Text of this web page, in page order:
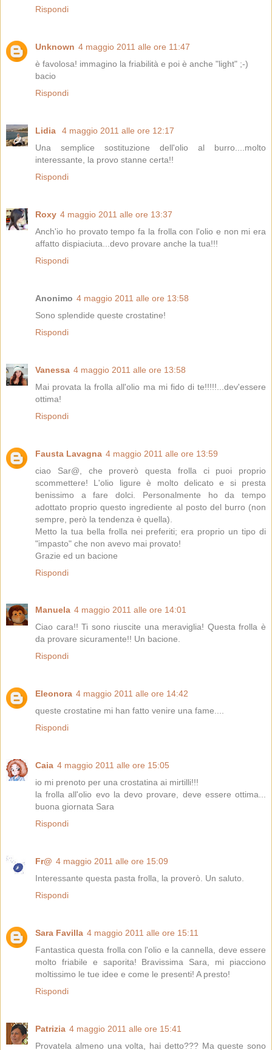
Rispondi
Unknown 4 maggio 2011 alle ore 11:47
è favolosa! immagino la friabilità e poi è anche "light" ;-)
bacio
Rispondi
Lidia
4 maggio 2011 alle ore 12:17
Una semplice sostituzione dell'olio al burro....molto
interessante, la provo stanne certa!!
Rispondi
Roxy 4 maggio 2011 alle ore 13:37
Anch'io ho provato tempo fa la frolla con l'olio e non mi era
affatto dispiaciuta...devo provare anche la tua!!!
Rispondi
Anonimo 4 maggio 2011 alle ore 13:58
Sono splendide queste crostatine!
Rispondi
Vanessa 4 maggio 2011 alle ore 13:58
Mai provata la frolla all'olio ma mi fido di te!!!!!...dev'essere
ottima!
Rispondi
Fausta Lavagna 4 maggio 2011 alle ore 13:59
ciao Sar@, che proverò questa frolla ci puoi proprio
scommettere! L'olio ligure è molto delicato e si presta
benissimo a fare dolci. Personalmente ho da tempo
adottato proprio questo ingrediente al posto del burro (non
sempre, però la tendenza è quella).
Metto la tua bella frolla nei preferiti; era proprio un tipo di
"impasto" che non avevo mai provato!
Grazie ed un bacione
Rispondi
Manuela 4 maggio 2011 alle ore 14:01
Ciao cara!! Ti sono riuscite una meraviglia! Questa frolla è
da provare sicuramente!! Un bacione.
Rispondi
Eleonora 4 maggio 2011 alle ore 14:42
queste crostatine mi han fatto venire una fame....
Rispondi
Caia 4 maggio 2011 alle ore 15:05
io mi prenoto per una crostatina ai mirtilli!!!
la frolla all'olio evo la devo provare, deve essere ottima...
buona giornata Sara
Rispondi
Fr@ 4 maggio 2011 alle ore 15:09
Interessante questa pasta frolla, la proverò. Un saluto.
Rispondi
Sara Favilla 4 maggio 2011 alle ore 15:11
Fantastica questa frolla con l'olio e la cannella, deve essere
molto friabile e saporita! Bravissima Sara, mi piacciono
moltissimo le tue idee e come le presenti! A presto!
Rispondi
Patrizia 4 maggio 2011 alle ore 15:41
Provatela almeno una volta, hai detto??? Ma queste sono